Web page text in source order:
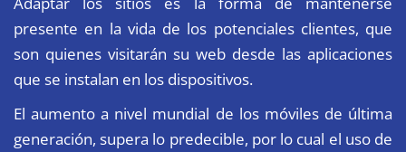
presente en la vida de los potenciales clientes, que
son quienes visitarán su web desde las aplicaciones
que se instalan en los dispositivos.
El aumento a nivel mundial de los móviles de última
generación, supera lo predecible, por lo cual el uso de